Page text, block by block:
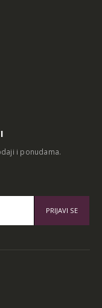
i ponudama.